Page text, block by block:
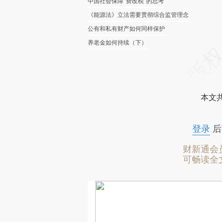
《能源法》立法需要贯彻综合监管理念
公有和私有财产如何同样保护
养老金如何持续（下）
本文
登录后
财新通会
可畅读全